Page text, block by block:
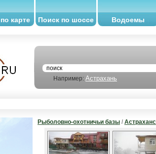
карте Поиск по шоссе Водоемы
Например: Астрахань
Рыболовно-охотничьи базы /